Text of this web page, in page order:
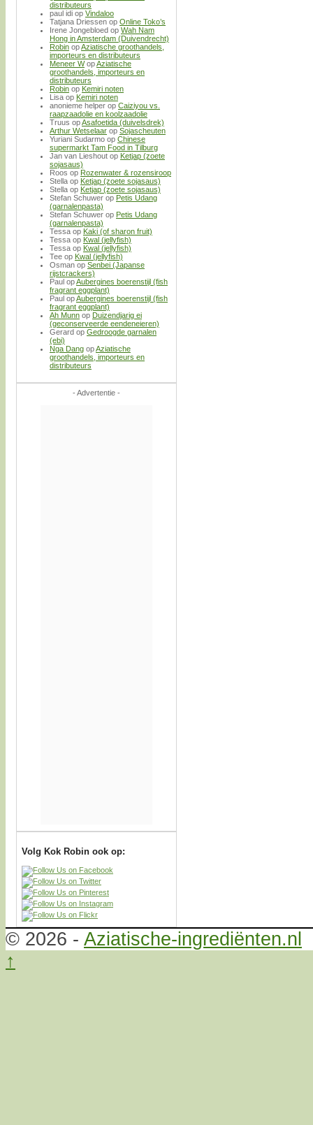
distributeurs
paul idi op Vindaloo
Tatjana Driessen op Online Toko’s
Irene Jongebloed op Wah Nam
Hong in Amsterdam (Duivendrecht)
Robin opAziatische groothandels,
importeurs en distributeurs
Meneer WopAziatische
groothandels, importeurs en
distributeurs
Robin op Kemiri noten
Lisa op Kemiri noten
anonieme helper op Caiziyou vs.
raapzaadolie en koolzaadolie
Truus opAsafoetida (duivelsdrek)
Arthur Wetselaar op Sojascheuten
Yuriani Sudarmo op Chinese
supermarkt Tam Food in Tilburg
Jan van Lieshout op Ketjap (zoete
sojasaus)
Roos op Rozenwater & rozensiroop
Stella op Ketjap (zoete sojasaus)
Stella op Ketjap (zoete sojasaus)
Stefan Schuwer op Petis Udang
(garnalenpasta)
Stefan Schuwer op Petis Udang
(garnalenpasta)
Tessa op Kaki (of sharon fruit)
Tessa op Kwal (jellyfish)
Tessa op Kwal (jellyfish)
Tee op Kwal (jellyfish)
Osman op Senbei (Japanse
rijstcrackers)
Paul opAubergines boerenstijl (fish
fragrant eggplant)
Paul opAubergines boerenstijl (fish
fragrant eggplant)
Ah Munn op Duizendjarig ei
(geconserveerde eendeneieren)
Gerard op Gedroogde garnalen
(ebi)
Nga Dang opAziatische
groothandels, importeurs en
distributeurs
- Advertentie -
Volg Kok Robin ook op:
© 2026 - Aziatische-ingrediënten.nl
↑